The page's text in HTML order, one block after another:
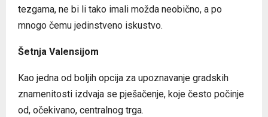
tezgama, ne bi li tako imali možda neobično, a po
mnogo čemu jedinstveno iskustvo.
Šetnja Valensijom
Kao jedna od boljih opcija za upoznavanje gradskih
znamenitosti izdvaja se pješačenje, koje često počinje
od, očekivano, centralnog trga.